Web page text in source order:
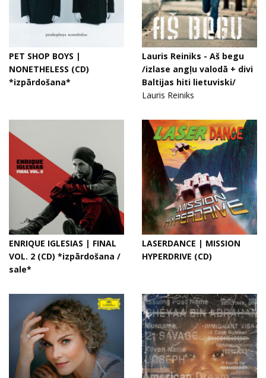
PET SHOP BOYS |
NONETHELESS (CD)
*izpārdošana*
Lauris Reiniks - Aš begu
/izlase angļu valodā + divi
Baltijas hiti lietuviski/
Lauris Reiniks
ENRIQUE IGLESIAS | FINAL
VOL. 2 (CD) *izpārdošana /
sale*
LASERDANCE | MISSION
HYPERDRIVE (CD)